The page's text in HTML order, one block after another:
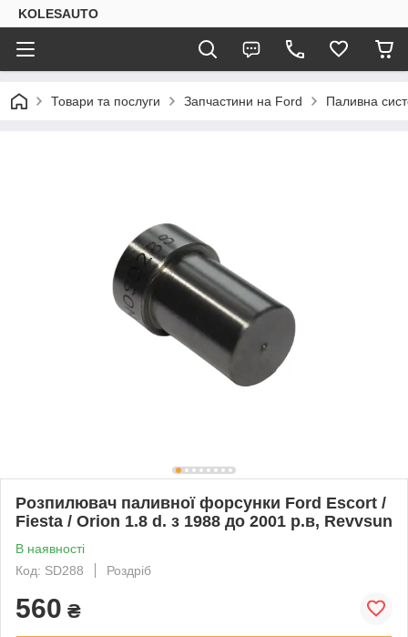
KOLESAUTO
Товари та послуги Запчастини на Ford Паливна
Розпилювач паливної форсунки Ford Escort /
Fiesta / Orion 1.8 d. з 1988 до 2001 р.в, Revvsun
В наявності
Код: SD288
Роздріб
560 ₴